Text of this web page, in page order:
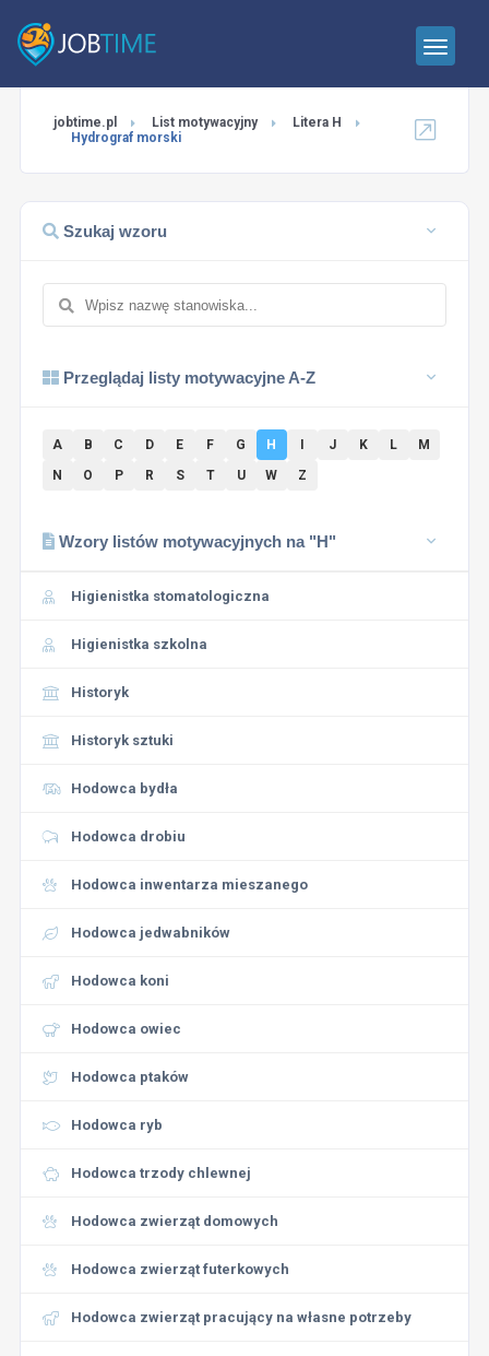
jobtime.pl List motywacyjny
Litera H
Hydrograf morski
Szukaj wzoru
Przeglądaj listy motywacyjne A-Z
A B C D E F G H J K L
M
N
O P R S T U W Z
Wzory listów motywacyjnych na "H"
Higienistka stomatologiczna
Higienistka szkolna
Historyk
Historyk sztuki
Hodowca bydła
Hodowca drobiu
Hodowca inwentarza mieszanego
Hodowca jedwabników
Hodowca koni
Hodowca owiec
Hodowca ptaków
Hodowca ryb
Hodowca trzody chlewnej
Hodowca zwierząt domowych
Hodowca zwierząt futerkowych
Hodowca zwierząt pracujący na własne potrzeby